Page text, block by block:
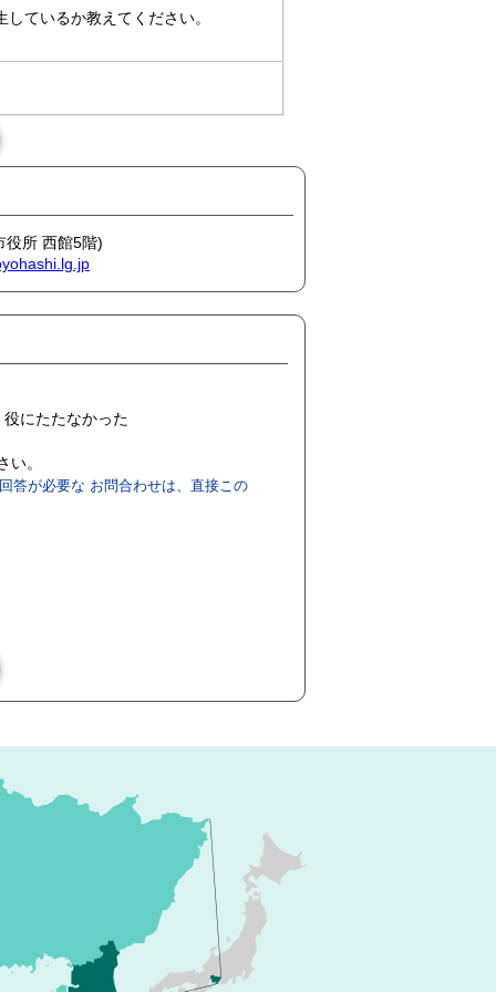
ているか教えてください。
役所 西館5階)
役にたたなかった
い。
答が必要な お問合わせは、直接この